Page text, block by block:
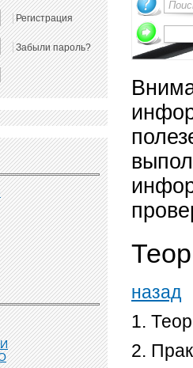
Регистрация
Забыли пароль?
назад
1.
2.